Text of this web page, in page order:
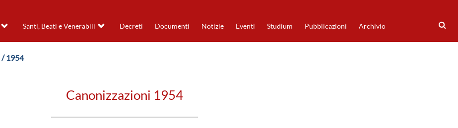
Santi, Beati e Venerabili Decreti Documenti Notizie Eventi Studium Pubblicazioni Archivio
/ 1954
Canonizzazioni 1954